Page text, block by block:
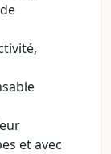
et avec